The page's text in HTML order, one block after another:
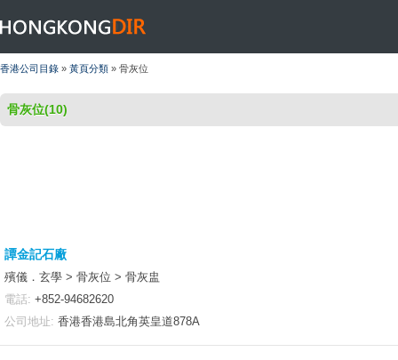
HONGKONGDIR
香港公司目錄 » 黃頁分類 » 骨灰位
骨灰位(10)
譚金記石廠
殯儀．玄學 > 骨灰位 > 骨灰盅
電話: +852-94682620
公司地址: 香港香港島北角英皇道878A